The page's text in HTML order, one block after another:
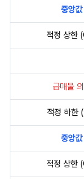
중앙값
적정 상한
급매물
적정 하한
중앙값
적정 상한